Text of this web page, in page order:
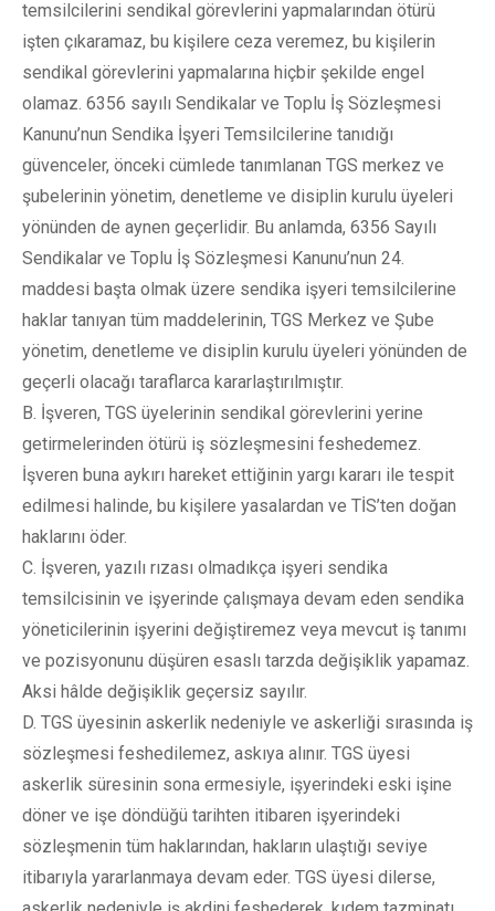
temsilcilerini sendikal görevlerini yapmalarından ötürü
işten çıkaramaz, bu kişilere ceza veremez, bu kişilerin
sendikal görevlerini yapmalarına hiçbir şekilde engel
olamaz. 6356 sayılı Sendikalar ve Toplu İş Sözleşmesi
Kanunu’nun Sendika İşyeri Temsilcilerine tanıdığı
güvenceler, önceki cümlede tanımlanan TGS merkez ve
şubelerinin yönetim, denetleme ve disiplin kurulu üyeleri
yönünden de aynen geçerlidir. Bu anlamda, 6356 Sayılı
Sendikalar ve Toplu İş Sözleşmesi Kanunu’nun 24.
maddesi başta olmak üzere sendika işyeri temsilcilerine
haklar tanıyan tüm maddelerinin, TGS Merkez ve Şube
yönetim, denetleme ve disiplin kurulu üyeleri yönünden de
geçerli olacağı taraflarca kararlaştırılmıştır.
B. İşveren, TGS üyelerinin sendikal görevlerini yerine
getirmelerinden ötürü iş sözleşmesini feshedemez.
İşveren buna aykırı hareket ettiğinin yargı kararı ile tespit
edilmesi halinde, bu kişilere yasalardan ve TİS’ten doğan
haklarını öder.
C. İşveren, yazılı rızası olmadıkça işyeri sendika
temsilcisinin ve işyerinde çalışmaya devam eden sendika
yöneticilerinin işyerini değiştiremez veya mevcut iş tanımı
ve pozisyonunu düşüren esaslı tarzda değişiklik yapamaz.
Aksi hâlde değişiklik geçersiz sayılır.
D. TGS üyesinin askerlik nedeniyle ve askerliği sırasında iş
sözleşmesi feshedilemez, askıya alınır. TGS üyesi
askerlik süresinin sona ermesiyle, işyerindeki eski işine
döner ve işe döndüğü tarihten itibaren işyerindeki
sözleşmenin tüm haklarından, hakların ulaştığı seviye
itibarıyla yararlanmaya devam eder. TGS üyesi dilerse,